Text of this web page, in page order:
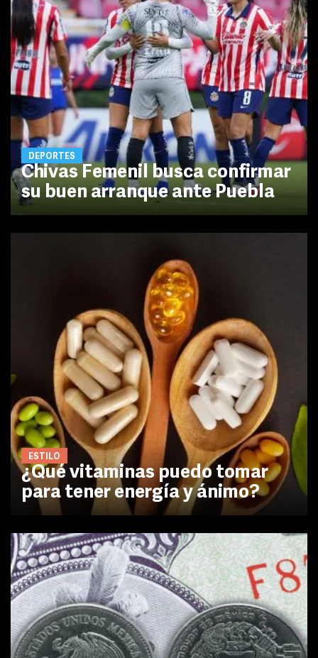
DEPORTES
Chivas Femenil busca confirmar
su buen arranque ante Puebla
ESTILO
¿Qué vitaminas puedo tomar
para tener energía y ánimo?